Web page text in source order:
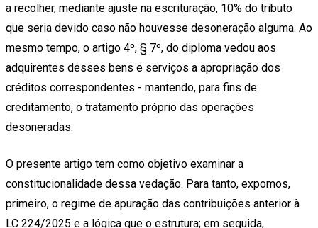
a recolher, mediante ajuste na escrituração, 10% do tributo
que seria devido caso não houvesse desoneração alguma. Ao
mesmo tempo, o artigo 4º, § 7º, do diploma vedou aos
adquirentes desses bens e serviços a apropriação dos
créditos correspondentes - mantendo, para fins de
creditamento, o tratamento próprio das operações
desoneradas.
O presente artigo tem como objetivo examinar a
constitucionalidade dessa vedação. Para tanto, expomos,
primeiro, o regime de apuração das contribuições anterior à
LC 224/2025 e a lógica que o estrutura; em seguida,